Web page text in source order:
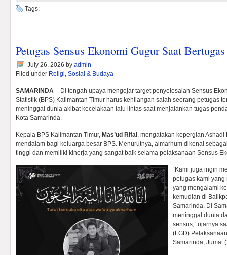
Tags:
Petugas Sensus Ekonomi Gugur Saat Bertugas
July 26, 2026 by admin
Filed under Religi, Sosial & Budaya
SAMARINDA – Di tengah upaya mengejar target penyelesaian Sensus
Statistik (BPS) Kalimantan Timur harus kehilangan salah seorang petugas
meninggal dunia akibat kecelakaan lalu lintas saat menjalankan tugas
Kota Samarinda.
Kepala BPS Kalimantan Timur, Mas’ud Rifai, mengatakan kepergian
mendalam bagi keluarga besar BPS. Menurutnya, almarhum dikenal
tinggi dan memiliki kinerja yang sangat baik selama pelaksanaan Sensus
“Kami juga ingin
petugas kami
yang mengalami
kemudian di
Samarinda. Di
meninggal dunia
sensus,” ujarnya
(FGD)
Samarinda, Jumat